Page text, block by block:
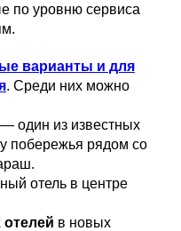
по уровню сервиса
варианты и для
. Среди них можно
— один из известных
побережья рядом со
отель в центре
в новых